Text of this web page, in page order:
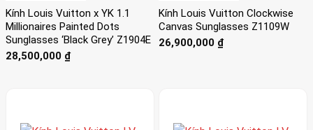
Kính Louis Vuitton x YK 1.1
Millionaires Painted Dots
Sunglasses ‘Black Grey’ Z1904E
28,500,000 ₫
Kính Louis Vuitton Clockwise
Canvas Sunglasses Z1109W
26,900,000 ₫